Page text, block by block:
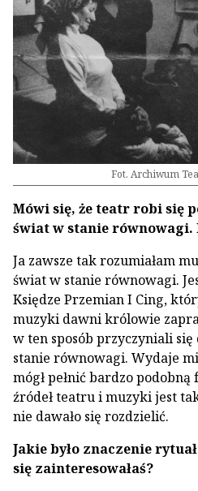
Fot. Archiwum
Mówi się, że teatr robi się
świat w stanie równowagi.
Ja zawsze tak rozumiałam
świat w stanie równowagi.
Księdze Przemian I Cing,
muzyki dawni królowie
w ten sposób przyczyniali
stanie równowagi. Wydaje
mógł pełnić bardzo
źródeł teatru i muzyki jest
nie dawało się rozdzielić.
Jakie było znaczenie
się zainteresowałaś?